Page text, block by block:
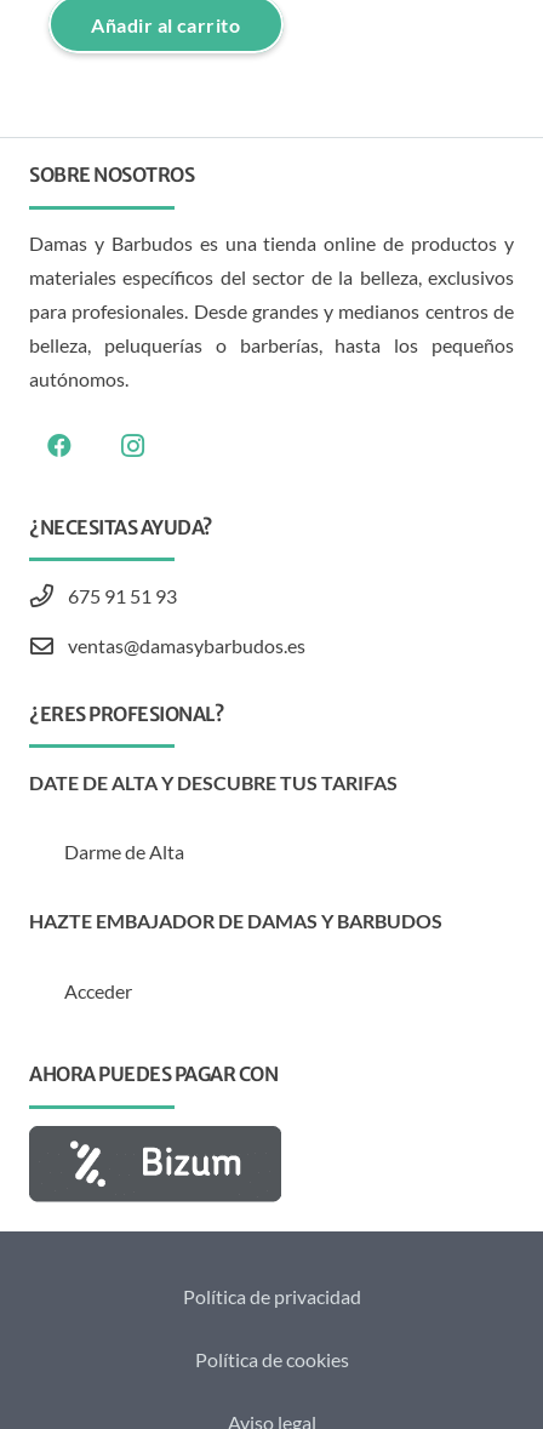
Añadir al carrito
SOBRE NOSOTROS
Damas y Barbudos es una tienda online de productos y
materiales específicos del sector de la belleza, exclusivos
para profesionales. Desde grandes y medianos centros de
belleza, peluquerías o barberías, hasta los pequeños
autónomos.
¿NECESITAS AYUDA?
675 91 51 93
ventas@damasybarbudos.es
¿ERES PROFESIONAL?
DATE DE ALTA Y DESCUBRE TUS TARIFAS
Darme de Alta
HAZTE EMBAJADOR DE DAMAS Y BARBUDOS
Acceder
AHORA PUEDES PAGAR CON
Política de privacidad
Política de cookies
Aviso legal